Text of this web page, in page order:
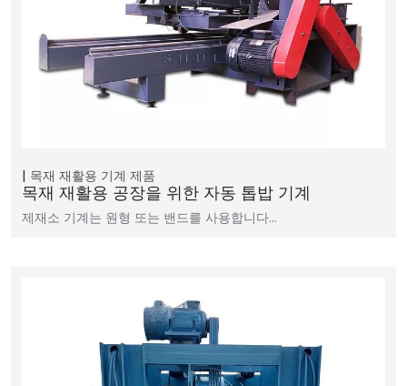
목재 재활용 기계 제품
목재 재활용 공장을 위한 자동 톱밥 기계
제재소 기계는 원형 또는 밴드를 사용합니다…